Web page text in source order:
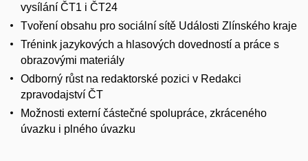
vysílání ČT1 i ČT24
Tvoření obsahu pro sociální sítě Události Zlínského kraje
Trénink jazykových a hlasových dovedností a práce s
obrazovými materiály
Odborný růst na redaktorské pozici v Redakci
zpravodajství ČT
Možnosti externí částečné spolupráce, zkráceného
úvazku i plného úvazku